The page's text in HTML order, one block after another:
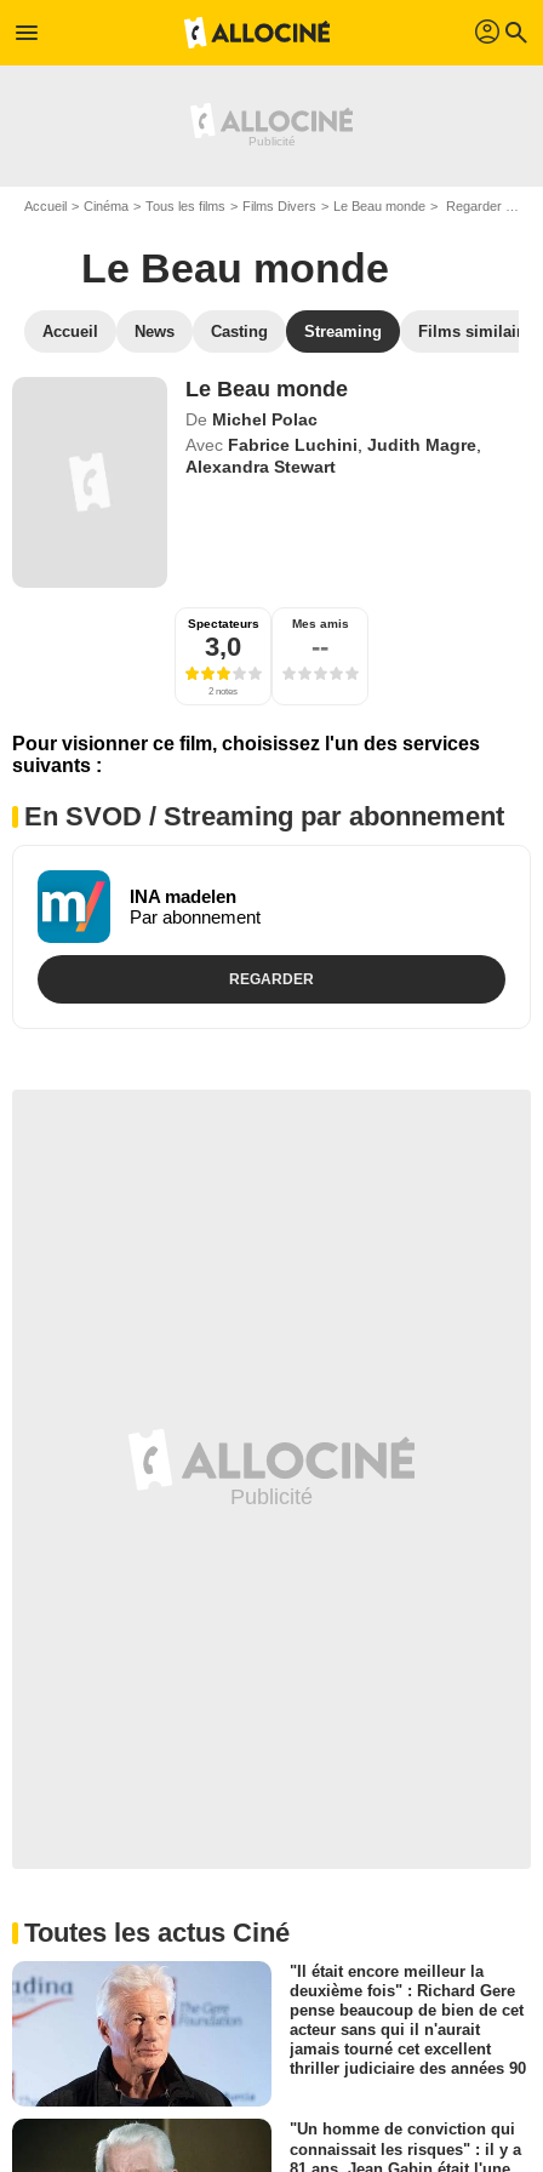
menu profil search
Accueil Cinéma Tous les films Films Divers Le Beau monde Regarder Le Beau monde en SVOD
Le Beau monde
Accueil News Casting Streaming Films similaires
Le Beau monde
De Michel Polac
Avec Fabrice Luchini ,Judith Magre
Alexandra Stewart
Spectateurs
3,0
2 notes
Mes amis
--
Pour visionner ce film, choisissez l'un des services
suivants :
En SVOD / Streaming par abonnement
INA madelen
Par abonnement
REGARDER
Toutes les actus Ciné
"Il était encore meilleur la
deuxième fois" : Richard Gere
pense beaucoup de bien de cet
acteur sans qui il n'aurait
jamais tourné cet excellent
thriller judiciaire des années 90
"Un homme de conviction qui
connaissait les risques" : il y a